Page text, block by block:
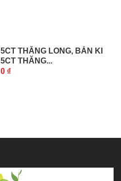
5CT THĂNG LONG, BÁN KI
5CT THĂNG...
0 ₫